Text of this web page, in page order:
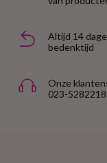
Altijd 14
bedenktijd
Onze
023-5282218